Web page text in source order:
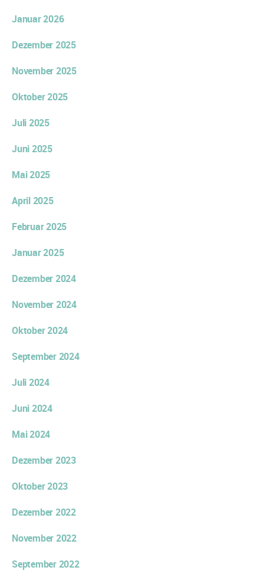
Januar 2026
Dezember 2025
November 2025
Oktober 2025
Juli 2025
Juni 2025
Mai 2025
April 2025
Februar 2025
Januar 2025
Dezember 2024
November 2024
Oktober 2024
September 2024
Juli 2024
Juni 2024
Mai 2024
Dezember 2023
Oktober 2023
Dezember 2022
November 2022
September 2022